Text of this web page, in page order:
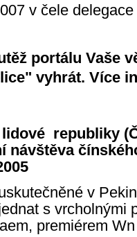
v čele
portálu Vaše
vyhrát. Více
lidové republiky
návštěva
v
s vrcholnými
premiérem